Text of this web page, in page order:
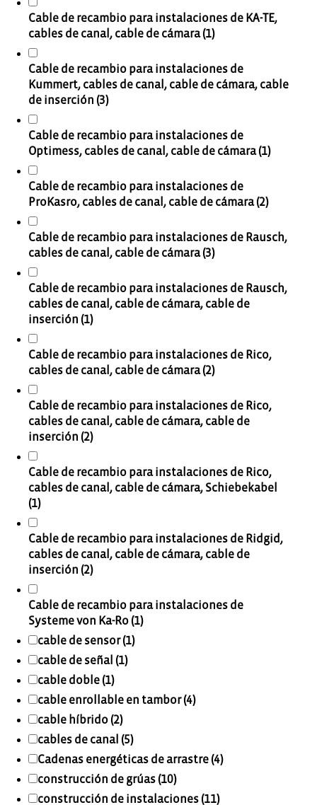
Cable de recambio para instalaciones de KA-TE,
cables de canal, cable de cámara (1)
Cable de recambio para instalaciones de
Kummert, cables de canal, cable de cámara, cable
de inserción (3)
Cable de recambio para instalaciones de
Optimess, cables de canal, cable de cámara (1)
Cable de recambio para instalaciones de
ProKasro, cables de canal, cable de cámara (2)
Cable de recambio para instalaciones de Rausch,
cables de canal, cable de cámara (3)
Cable de recambio para instalaciones de Rausch,
cables de canal, cable de cámara, cable de
inserción (1)
Cable de recambio para instalaciones de Rico,
cables de canal, cable de cámara (2)
Cable de recambio para instalaciones de Rico,
cables de canal, cable de cámara, cable de
inserción (2)
Cable de recambio para instalaciones de Rico,
cables de canal, cable de cámara, Schiebekabel
(1)
Cable de recambio para instalaciones de Ridgid,
cables de canal, cable de cámara, cable de
inserción (2)
Cable de recambio para instalaciones de
Systeme von Ka-Ro (1)
cable de sensor (1)
cable de señal (1)
cable doble (1)
cable enrollable en tambor (4)
cable híbrido (2)
cables de canal (5)
Cadenas energéticas de arrastre (4)
construcción de grúas (10)
construcción de instalaciones (11)